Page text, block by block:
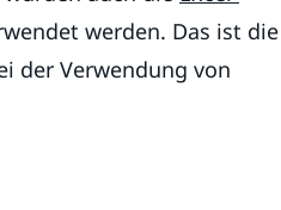
werden. Das ist die
der Verwendung von